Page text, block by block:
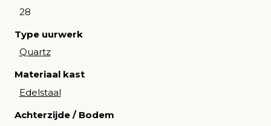
28
Type uurwerk
Quartz
Materiaal kast
Edelstaal
Achterzijde / Bodem